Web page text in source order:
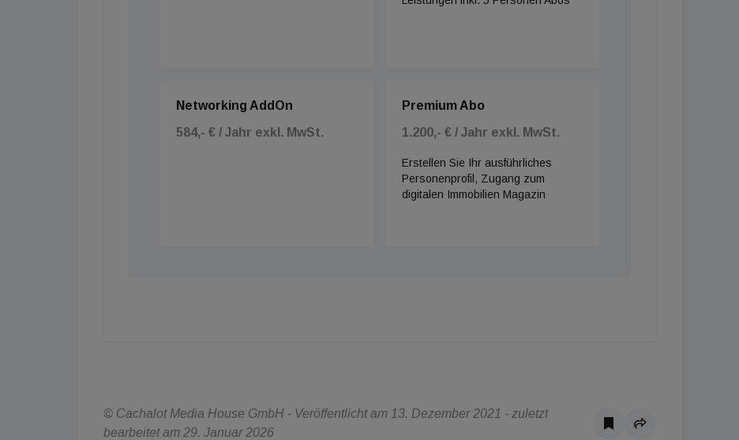
Networking AddOn
584,- € / Jahr exkl. MwSt.
Premium Abo
1.200,- € / Jahr exkl. MwSt.
Erstellen Sie Ihr ausführliches
Personenprofil, Zugang zum
digitalen Immobilien Magazin
© Cachalot Media House GmbH - Veröffentlicht am 13. Dezember 2021 - zuletzt
bearbeitet am 29. Januar 2026